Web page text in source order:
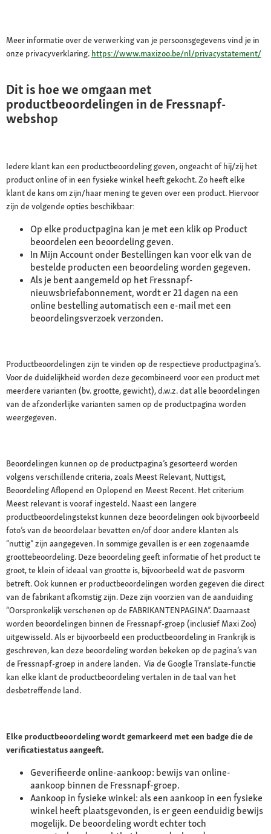
Meer informatie over de verwerking van je persoonsgegevens vind je in
onze privacyverklaring. https://www.maxizoo.be/nl/privacystatement/
Dit is hoe we omgaan met
productbeoordelingen in de Fressnapf-
webshop
Iedere klant kan een productbeoordeling geven, ongeacht of hij/zij het
product online of in een fysieke winkel heeft gekocht. Zo heeft elke
klant de kans om zijn/haar mening te geven over een product. Hiervoor
zijn de volgende opties beschikbaar:
Op elke productpagina kan je met een klik op Product
beoordelen een beoordeling geven.
In Mijn Account onder Bestellingen kan voor elk van de
bestelde producten een beoordeling worden gegeven.
Als je bent aangemeld op het Fressnapf-
nieuwsbriefabonnement, wordt er 21 dagen na een
online bestelling automatisch een e-mail met een
beoordelingsverzoek verzonden.
Productbeoordelingen zijn te vinden op de respectieve productpagina’s.
Voor de duidelijkheid worden deze gecombineerd voor een product met
meerdere varianten (bv. grootte, gewicht), d.w.z. dat alle beoordelingen
van de afzonderlijke varianten samen op de productpagina worden
weergegeven.
Beoordelingen kunnen op de productpagina’s gesorteerd worden
volgens verschillende criteria, zoals Meest Relevant, Nuttigst,
Beoordeling Aflopend en Oplopend en Meest Recent. Het criterium
Meest relevant is vooraf ingesteld. Naast een langere
productbeoordelingstekst kunnen deze beoordelingen ook bijvoorbeeld
foto’s van de beoordelaar bevatten en/of door andere klanten als
“nuttig” zijn aangegeven. In sommige gevallen is er een zogenaamde
groottebeoordeling. Deze beoordeling geeft informatie of het product te
groot, te klein of ideaal van grootte is, bijvoorbeeld wat de pasvorm
betreft. Ook kunnen er productbeoordelingen worden gegeven die direct
van de fabrikant afkomstig zijn. Deze zijn voorzien van de aanduiding
“Oorspronkelijk verschenen op de FABRIKANTENPAGINA”. Daarnaast
worden beoordelingen binnen de Fressnapf-groep (inclusief Maxi Zoo)
uitgewisseld. Als er bijvoorbeeld een productbeoordeling in Frankrijk is
geschreven, kan deze beoordeling worden bekeken op de pagina’s van
de Fressnapf-groep in andere landen. Via de Google Translate-functie
kan elke klant de productbeoordeling vertalen in de taal van het
desbetreffende land.
Elke productbeoordeling wordt gemarkeerd met een badge die de
verificatiestatus aangeeft.
Geverifieerde online-aankoop: bewijs van online-
aankoop binnen de Fressnapf-groep.
Aankoop in fysieke winkel: als een aankoop in een fysieke
winkel heeft plaatsgevonden, is er geen eenduidig bewijs
mogelijk. De beoordeling wordt echter toch